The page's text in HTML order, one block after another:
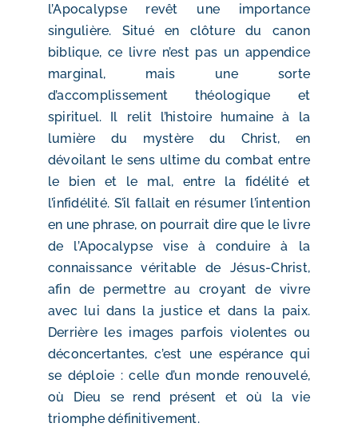
l’Apocalypse revêt une importance
singulière. Situé en clôture du canon
biblique, ce livre n’est pas un appendice
marginal, mais une sorte
d’accomplissement théologique et
spirituel. Il relit l’histoire humaine à la
lumière du mystère du Christ, en
dévoilant le sens ultime du combat entre
le bien et le mal, entre la fidélité et
l’infidélité. S’il fallait en résumer l’intention
en une phrase, on pourrait dire que le livre
de l’Apocalypse vise à conduire à la
connaissance véritable de Jésus-Christ,
afin de permettre au croyant de vivre
avec lui dans la justice et dans la paix.
Derrière les images parfois violentes ou
déconcertantes, c’est une espérance qui
se déploie : celle d’un monde renouvelé,
où Dieu se rend présent et où la vie
triomphe définitivement.